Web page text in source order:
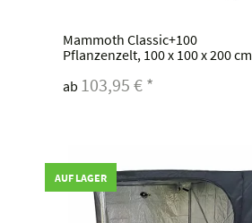
Mammoth Classic+100
Pflanzenzelt, 100 x 100 x 200 cm
ab 103,95 € *
AUF LAGER